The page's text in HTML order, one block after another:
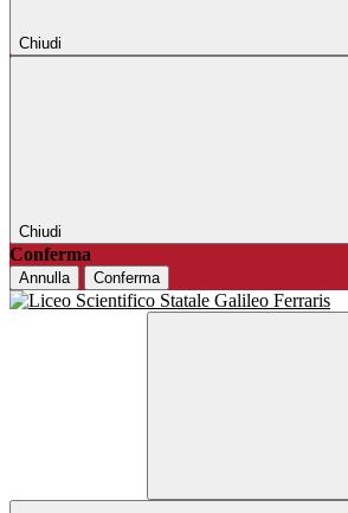
Chiudi
Chiudi
Conferma
Annulla Conferma